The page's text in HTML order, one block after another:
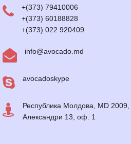
+(373) 79410006
+(373) 60188828
+(373) 022 920409
info@avocado.md
avocadoskype
Республика Молдова, MD
Александри 13, оф. 1